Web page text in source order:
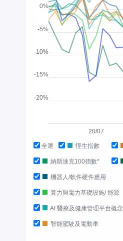
20/07
-20%
-15%
-10%
-5%
0%
全選 恆生指數
納斯達克100指數*
機器人/軟件硬件應用
算力與電力基礎設施/ 能源
AI 醫療及健康管理平台概念
智能駕駛及電動車